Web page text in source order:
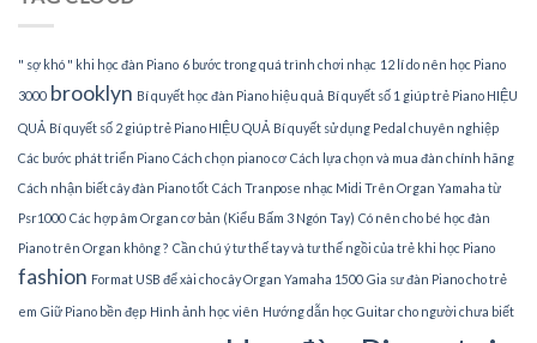
" sợ khó " khi học đàn Piano 6 bước trong quá trình chơi nhạc 12 lí do nên học Piano
3000 brooklyn Bí quyết học đàn Piano hiệu quả Bí quyết số 1 giúp trẻ Piano HIỆU
QUẢ Bí quyết số 2 giúp trẻ Piano HIỆU QUẢ Bí quyết sử dụng Pedal chuyên nghiệp
Các bước phát triển Piano Cách chọn piano cơ Cách lựa chọn và mua đàn chính hãng
Cách nhận biết cây đàn Piano tốt Cách Tranpose nhạc Midi Trên Organ Yamaha từ
Psr1000 Các hợp âm Organ cơ bản (Kiểu Bấm 3 Ngón Tay) Có nên cho bé học đàn
Piano trên Organ không ? Cần chú ý tư thế tay và tư thế ngồi của trẻ khi học Piano
fashion Format USB để xài cho cây Organ Yamaha 1500 Gia sư đàn Piano cho trẻ
em Giữ Piano bền đẹp Hình ảnh học viên Hướng dẫn học Guitar cho người chưa biết